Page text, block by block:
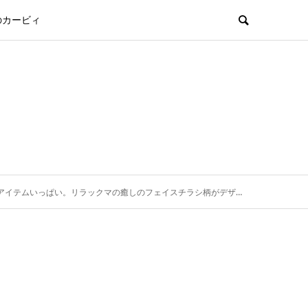
ービィ
。リラックマの癒しのフェイスチラシ柄がデザインされたポーチやケースです。